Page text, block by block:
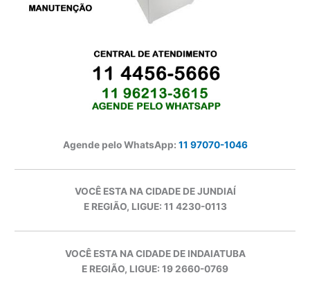
Agende pelo WhatsApp: 11 97070-1046
VOCÊ ESTA NA CIDADE DE JUNDIAÍ
E REGIÃO, LIGUE: 11 4230-0113
VOCÊ ESTA NA CIDADE DE INDAIATUBA
E REGIÃO, LIGUE: 19 2660-0769